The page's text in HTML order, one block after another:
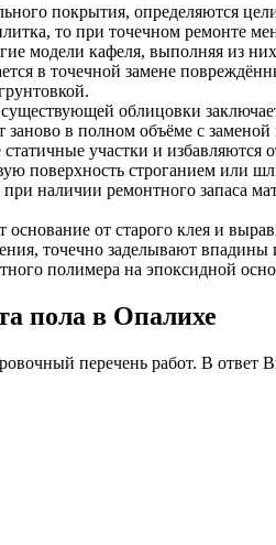
покрытия, определяются
то при точечном ремонте
модели кафеля, выполняя из
в точечной замене
облицовки
заново в полном объёме с
участки и
поверхность строганием или
наличии ремонтного запаса
от старого клея и
точечно заделывают
полимера на эпоксидной
пола в Опалихе
перечень работ. В